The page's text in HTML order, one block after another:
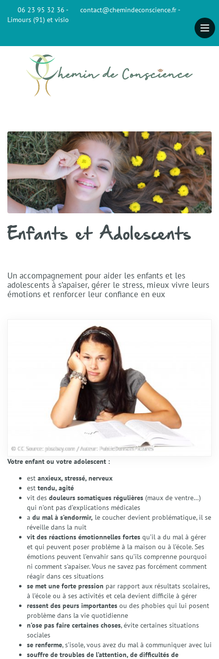
06 23 95 32 36 -
contact@chemindeconscience.fr -
Limours (91) et visio
Accueil
Qui suis-je ?
Présentation
Mon accompagnement
Mes domaines d’intervention
Éthique et déontologie
Spécialités
Gestion du stress et anxiété
Émotions et Santé Émotionnelle
Préparation Mentale
Confiance en Soi
Enfants et Adolescents
Enfants et Adolescents
Un accompagnement pour aider les enfants et les
adolescents à s’apaiser, gérer le stress, mieux vivre leurs
émotions et renforcer leur confiance en eux
© CC Source: pixabay.com / Auteur: PublicDomainPictures
Votre enfant ou votre adolescent :
est anxieux, stressé, nerveux
est tendu, agité
vit des douleurs somatiques régulières (maux de ventre…)
qui n’ont pas d’explications médicales
a du mal à s’endormir, le coucher devient problématique, il se
réveille dans la nuit
vit des réactions émotionnelles fortes qu’il a du mal à gérer
et qui peuvent poser problème à la maison ou à l’école. Ses
émotions peuvent l’envahir sans qu’ils comprenne pourquoi
ni comment s’apaiser. Vous ne savez pas forcément comment
réagir dans ces situations
se met une forte pression par rapport aux résultats scolaires,
à l’école ou à ses activités et cela devient difficile à gérer
ressent des peurs importantes ou des phobies qui lui posent
problème dans la vie quotidienne
n’ose pas faire certaines choses, évite certaines situations
sociales
se renferme, s’isole, vous avez du mal à communiquer avec lui
souffre de troubles de l’attention, de difficultés de